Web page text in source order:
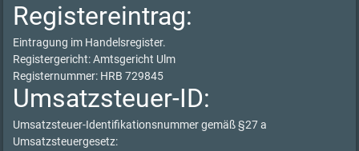
Registereintrag:
Eintragung im Handelsregister.
Registergericht: Amtsgericht Ulm
Registernummer: HRB 729845
Umsatzsteuer-ID:
Umsatzsteuer-Identifikationsnummer gemäß §27 a
Umsatzsteuergesetz: